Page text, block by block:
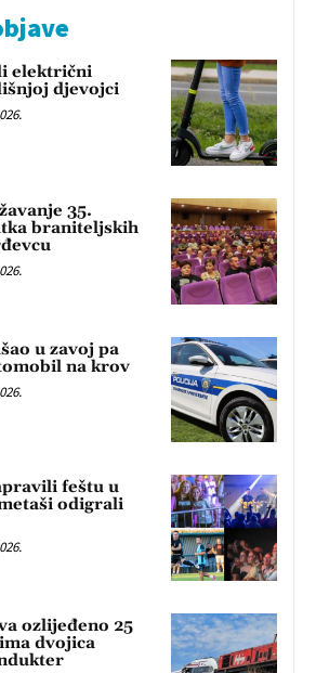
električni
djevojci
35.
braniteljskih
u zavoj pa
na krov
feštu u
odigrali
ozlijeđeno 25
dvojica